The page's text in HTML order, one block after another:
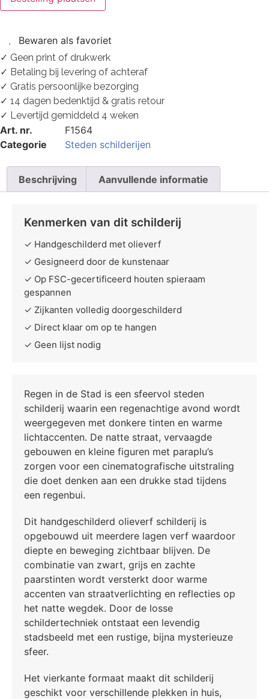
Bewaren als favoriet
✓ Geen print of drukwerk
✓ Betaling bij levering of achteraf
✓ Gratis persoonlijke bezorging
✓ 14 dagen bedenktijd & gratis retour
✓ Levertijd gemiddeld 4 weken
Art. nr.
F1564
Categorie
Steden schilderijen
Beschrijving Aanvullende informatie
Kenmerken van dit schilderij
✓ Handgeschilderd met olieverf
✓ Gesigneerd door de kunstenaar
✓ Op FSC-gecertificeerd houten spieraam
gespannen
✓ Zijkanten volledig doorgeschilderd
✓ Direct klaar om op te hangen
✓ Geen lijst nodig
Regen in de Stad is een sfeervol steden
schilderij waarin een regenachtige avond wordt
weergegeven met donkere tinten en warme
lichtaccenten. De natte straat, vervaagde
gebouwen en kleine figuren met paraplu’s
zorgen voor een cinematografische uitstraling
die doet denken aan een drukke stad tijdens
een regenbui.
Dit handgeschilderd olieverf schilderij is
opgebouwd uit meerdere lagen verf waardoor
diepte en beweging zichtbaar blijven. De
combinatie van zwart, grijs en zachte
paarstinten wordt versterkt door warme
accenten van straatverlichting en reflecties op
het natte wegdek. Door de losse
schildertechniek ontstaat een levendig
stadsbeeld met een rustige, bijna mysterieuze
sfeer.
Het vierkante formaat maakt dit schilderij
geschikt voor verschillende plekken in huis,